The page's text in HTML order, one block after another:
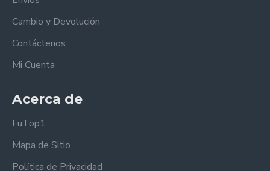
Cambio y Devolución
Contáctenos
Mi Cuenta
Acerca de
FuTop1
Mapa de Sitio
Política de Privacidad